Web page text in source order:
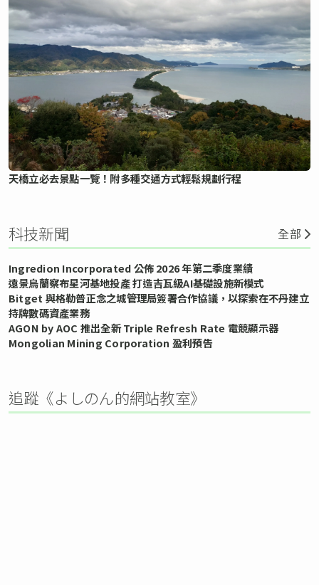
天橋立必去景點一覽！附多種交通方式輕鬆規劃行程
科技新聞 全部
Ingredion Incorporated 公佈 2026 年第二季度業績
遠景烏蘭察布星河基地投產 打造吉瓦級AI基礎設施新模式
Bitget 與格勒普正念之城管理局簽署合作協議，以探索在不丹建立
持牌數碼資產業務
AGON by AOC 推出全新 Triple Refresh Rate 電競顯示器
Mongolian Mining Corporation 盈利預告
追蹤《よしのん的網站教室》